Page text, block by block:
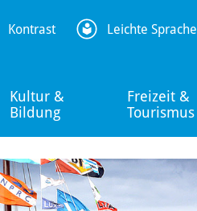
Kultur &
Bildung
Freizeit &
Tourismus
Kontrast Leichte Sprache